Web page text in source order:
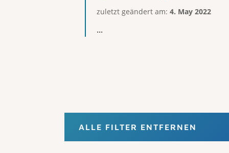
zuletzt geändert am: 4. May 2022
...
ALLE FILTER ENTFERNEN